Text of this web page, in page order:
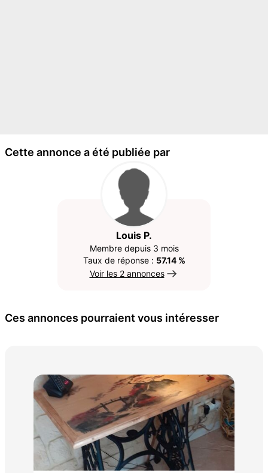
Cette annonce a été publiée par
Louis P.
Membre depuis 3 mois
Taux de réponse : 57.14 %
Voir les 2 annonces
Ces annonces pourraient vous intéresser